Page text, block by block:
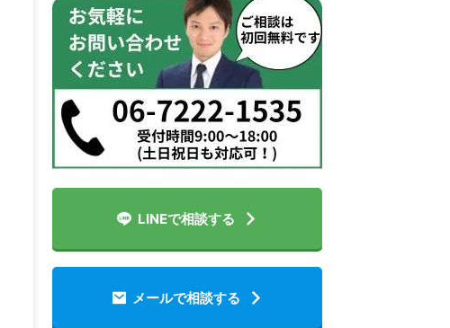
LINEで相談する
メールで相談する